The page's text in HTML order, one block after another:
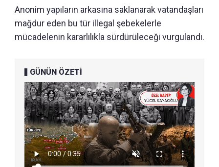
Anonim yapıların arkasına saklanarak vatandaşları
mağdur eden bu tür illegal şebekelerle
mücadelenin kararlılıkla sürdürüleceği vurgulandı.
GÜNÜN ÖZETİ